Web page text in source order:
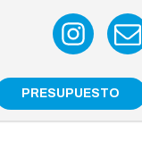
PRESUPUESTO